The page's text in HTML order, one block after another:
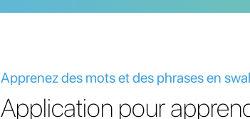
Apprenez des mots et des phrases en
Application pour